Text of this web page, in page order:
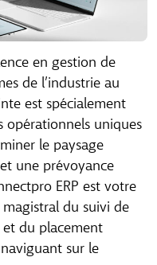
en gestion de
de l’industrie au
est spécialement
opérationnels uniques
le paysage
une prévoyance
ERP est votre
du suivi de
et du placement
sur le
boite de